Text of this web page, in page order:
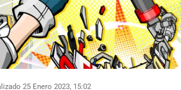
25 Enero 2023, 15:02